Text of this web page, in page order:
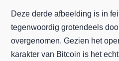
Deze derde afbeelding is in
tegenwoordig grotendeels
overgenomen. Gezien het
karakter van Bitcoin is het